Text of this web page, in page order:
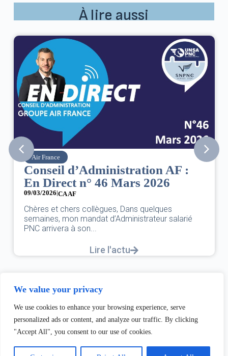
We value your privacy
We use cookies to enhance your browsing experience, serve
personalized ads or content, and analyze our traffic. By clicking
"Accept All", you consent to our use of cookies.
À lire aussi
Air France
Conseil d’Administration AF :
En Direct n° 46 Mars 2026
09/03/2026|CA AF
Chères et chers collègues, Dans quelques
semaines, mon mandat d’Administrateur salarié
PNC arrivera à son...
Lire l'actu